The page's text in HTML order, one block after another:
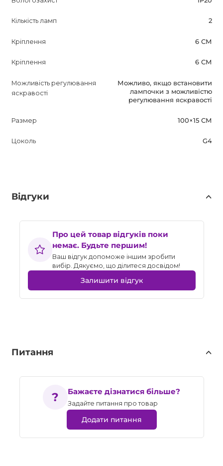
Кількість ламп 2
Кріплення 6 СМ
Кріплення 6 СМ
Можливість регулювання
яскравості
Можливо, якщо встановити
лампочки з можливістю
регулювання яскравості
Размер 100×15 СМ
Цоколь G4
Відгуки
Про цей товар відгуків поки
немає. Будьте першим!
Ваш відгук допоможе іншим зробити
вибір. Дякуємо, що ділитеся досвідом!
Залишити відгук
Питання
Бажаєте дізнатися більше?
Задайте питання про товар
Додати питання